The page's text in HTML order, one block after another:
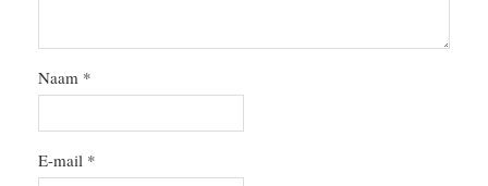
Naam *
E-mail *